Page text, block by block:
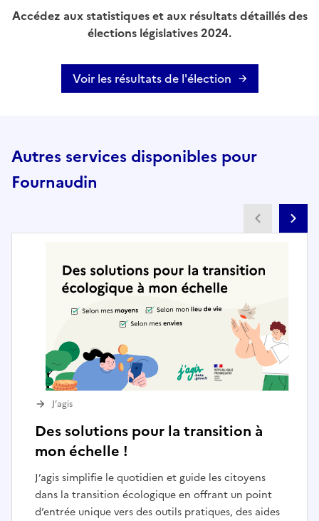
Accédez aux statistiques et aux résultats détaillés des
élections législatives 2024.
Voir les résultats de l'élection
Autres services disponibles pour
Fournaudin
Des solutions pour la transition à
mon échelle !
J’agis simplifie le quotidien et guide les citoyens
dans la transition écologique en offrant un point
d’entrée unique vers des outils pratiques, des aides
J’agis